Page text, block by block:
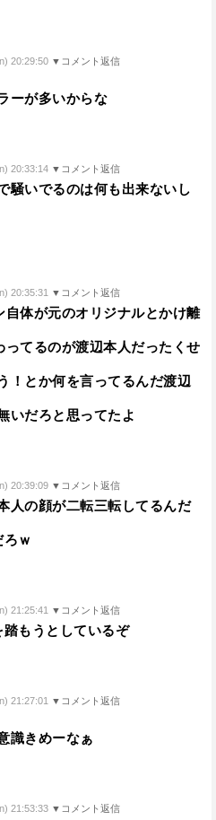
20:29:50 ▼コメント返信
ーが多いからな
20:33:14 ▼コメント返信
騒いでるのは何も出来ないし
20:35:31 ▼コメント返信
体が元のオリジナルとかけ離
てるのが渡辺本人だったくせ
！とか何を言ってるんだ渡辺
いだろと思ってたよ
20:39:09 ▼コメント返信
人の顔が二転三転してるんだ
ｗ
21:25:41 ▼コメント返信
もうとしているぞ
21:27:01 ▼コメント返信
識きめーなぁ
21:53:33 ▼コメント返信